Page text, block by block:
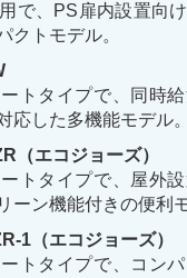
で、PS扉内設置向
クトモデル。
トタイプで、同時
応した多機能モデル。
（エコジョーズ）
トタイプで、屋外
ーン機能付きの便利
1（エコジョーズ）
トタイプで、コン